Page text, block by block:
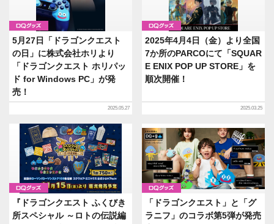
グッズ
5月27日「ドラゴンクエスト
の日」に株式会社ホリより
「ドラゴンクエスト ホリパッ
ド for Windows PC」が発
売！
2025.05.27
グッズ
2025年4月4日（金）より全国
7か所のPARCOにて「SQUAR
E ENIX POP UP STORE」を
順次開催！
2025.03.25
グッズ
『ドラゴンクエスト ふくびき
所スペシャル ～ロトの伝説編
グッズ
「ドラゴンクエスト」と「グ
ラニフ」のコラボ第5弾が発売